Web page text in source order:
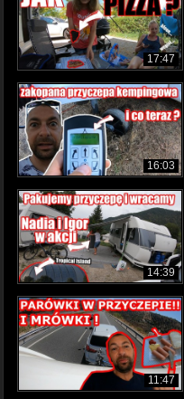
17:47
16:03
14:39
11:47